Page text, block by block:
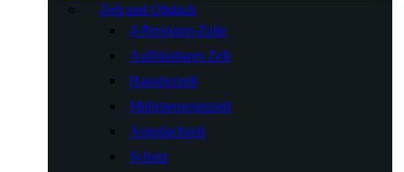
Zelt und Obdach
4-Personen-Zelte
Aufblasbares Zelt
Haustierzelt
Mehrpersonenzelt
Autodachzelt
Schutz